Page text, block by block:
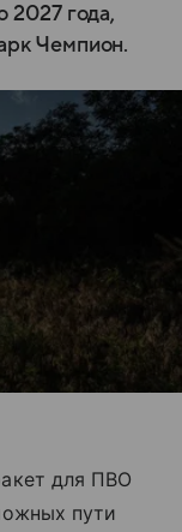
2027 года,
Чемпион.
для ПВО
пути